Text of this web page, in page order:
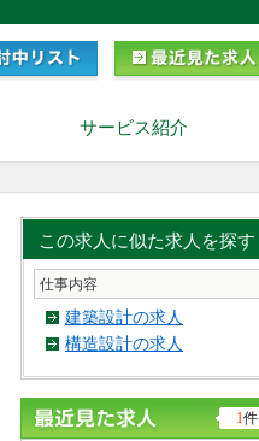
サービス紹介
この求人に似た求人を探す
仕事内容
建築設計の求人
構造設計の求人
1件